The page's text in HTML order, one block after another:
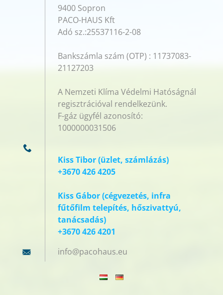
9400 Sopron
PACO-HAUS Kft
Adó sz.:25537116-2-08
Bankszámla szám (OTP) : 11737083-
21127203
A Nemzeti Klíma Védelmi Hatóságnál
regisztrációval rendelkezünk.
F-gáz ügyfél azonosító:
1000000031506
Kiss Tibor (üzlet, számlázás)
+3670 426 4205
Kiss Gábor (cégvezetés, infra
fűtőfilm telepítés, hőszivattyú,
tanácsadás)
+3670 426 4201
info@pacohaus.eu